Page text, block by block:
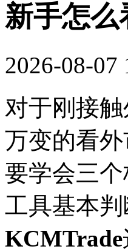
新手怎么
2026-08-07
对于刚接
万变的看
要学会三
工具基本
KCMTrade